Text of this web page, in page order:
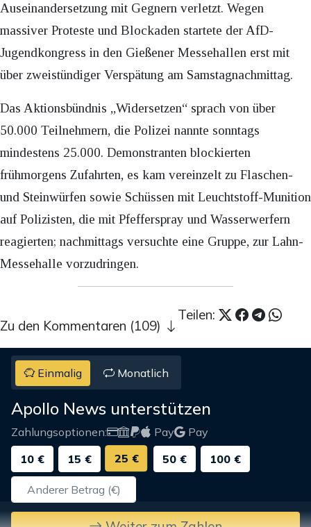
Auseinandersetzung mit Gegnern verletzt. Wegen
massiver Proteste und Blockaden startete der AfD-
Jugendkongress in den Gießener Messehallen erst mit
über zweistündiger Verspätung am Samstagnachmittag.​
Das Aktionsbündnis „Widersetzen“ sprach von über
50.000 Teilnehmern, die Polizei nannte sonntags
mindestens 25.000. Demonstranten blockierten
frühmorgens Zufahrten, es kam vereinzelt zu Flaschen-
und Steinwürfen sowie Schüssen mit Leuchtstoff-Munition
auf Polizisten, die mit Pfefferspray und Wasserwerfern
reagierten; nachmittags versuchte eine Gruppe, zur Lahn-
Messehalle vorzudringen.
Teilen:
Zu den Kommentaren (109)
Einmalig Monatlich
Apollo News unterstützen
Zahlungsoptionen: Pay
Pay
10 €
15 € 25 € 50 € 100 €